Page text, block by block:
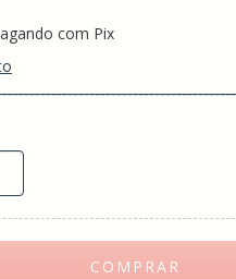
com Pix